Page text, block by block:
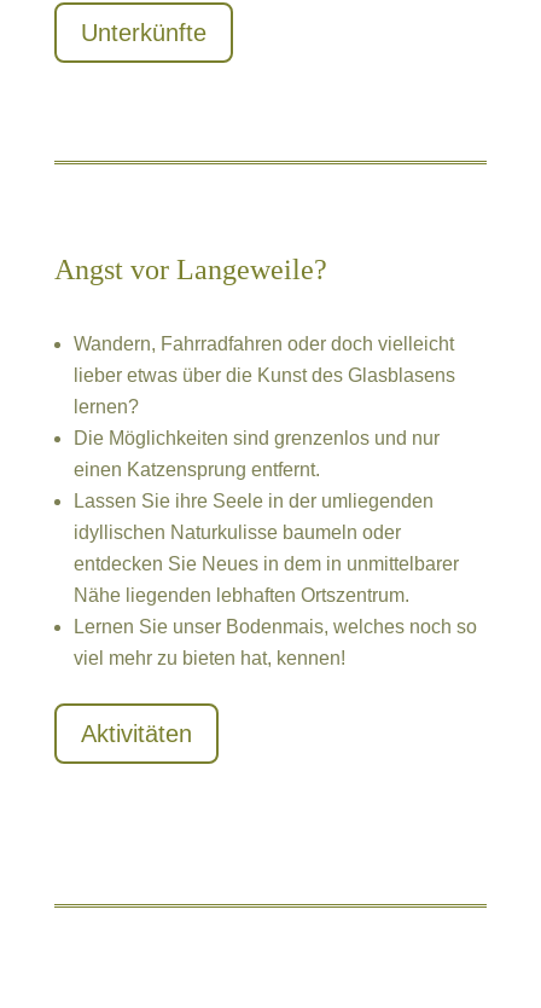
Unterkünfte
Angst vor Langeweile?
Wandern, Fahrradfahren oder doch vielleicht
lieber etwas über die Kunst des Glasblasens
lernen?
Die Möglichkeiten sind grenzenlos und nur
einen Katzensprung entfernt.
Lassen Sie ihre Seele in der umliegenden
idyllischen Naturkulisse baumeln oder
entdecken Sie Neues in dem in unmittelbarer
Nähe liegenden lebhaften Ortszentrum.
Lernen Sie unser Bodenmais, welches noch so
viel mehr zu bieten hat, kennen!
Aktivitäten